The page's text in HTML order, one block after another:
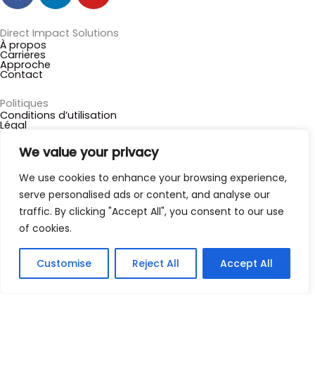
We value your privacy
We use cookies to enhance your browsing experience,
serve personalised ads or content, and analyse our
traffic. By clicking "Accept All", you consent to our use
of cookies.
Customise Reject All Accept All
c
e
b
o
k
n
k
n
u
t
Direct Impact Solutions
À propos
Carrieres
Approche
Contact
Politiques
Conditions d’utilisation
Légal
Politique de Confidentialité
Utilisation responsable de l’intelligence artificielle
Rester en contact
indicates required
Prénom*